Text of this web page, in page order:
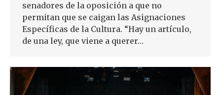
senadores de la oposición a que no
permitan que se caigan las Asignaciones
Específicas de la Cultura. “Hay un artículo,
de una ley, que viene a querer…